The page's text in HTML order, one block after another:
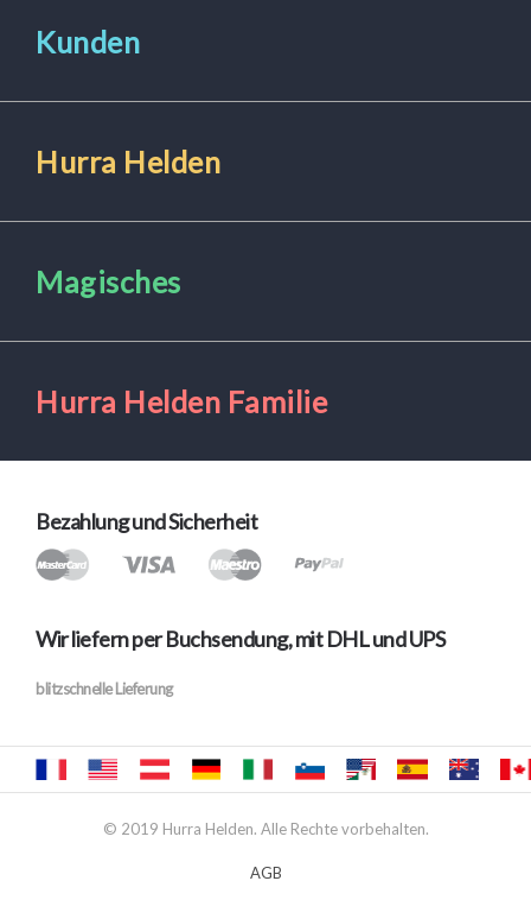
Kunden
Hurra Helden
Magisches
Hurra Helden Familie
Bezahlung und Sicherheit
Wir liefern per Buchsendung, mit DHL und UPS
blitzschnelle Lieferung
© 2019 Hurra Helden. Alle Rechte vorbehalten.
AGB